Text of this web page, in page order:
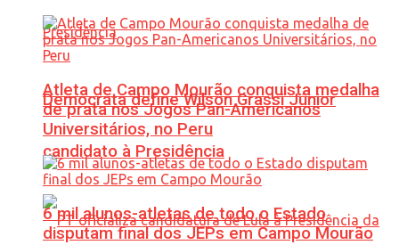
Democrata define Wilson Grassi Júnior
candidato à Presidência
Atleta de Campo Mourão conquista medalha
de prata nos Jogos Pan-Americanos
Universitários, no Peru
6 mil alunos-atletas de todo o Estado
disputam final dos JEPs em Campo Mourão